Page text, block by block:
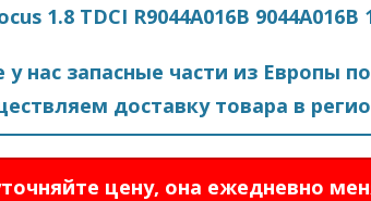
1.8 TDCI R9044A016B 9044A016B
у нас запасные части из Европы
доставку товара в
цену, она ежедневно